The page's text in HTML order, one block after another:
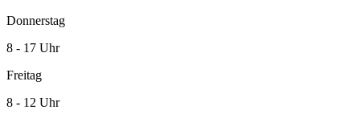
Donnerstag
8 - 17 Uhr
Freitag
8 - 12 Uhr